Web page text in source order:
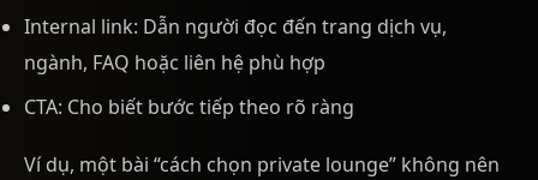
Internal link: Dẫn người đọc đến trang dịch vụ,
ngành, FAQ hoặc liên hệ phù hợp
CTA: Cho biết bước tiếp theo rõ ràng
Ví dụ, một bài “cách chọn private lounge” không nên